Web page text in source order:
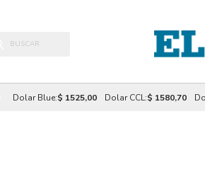
Dolar Blue:$ 1525,00 Dolar CCL:$ 1580,70